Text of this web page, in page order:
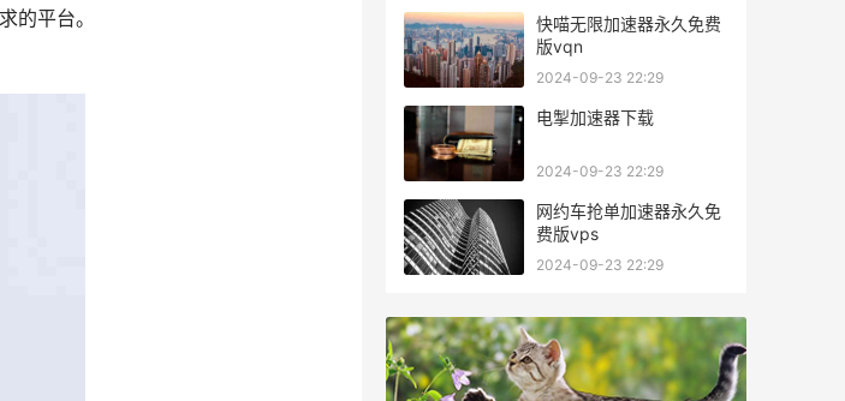
的平台。
快喵无限加速器永久免费
版vqn
2024-09-23 22:29
电掣加速器下载
2024-09-23 22:29
网约车抢单加速器永久免
费版vps
2024-09-23 22:29